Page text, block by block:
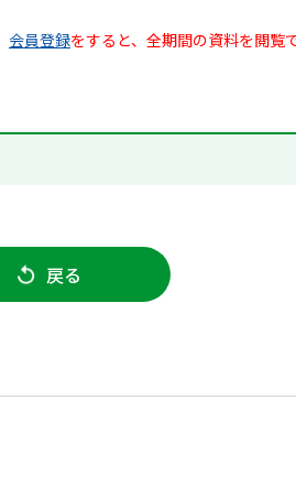
会員登録をすると、全期間の資料を閲覧
戻る